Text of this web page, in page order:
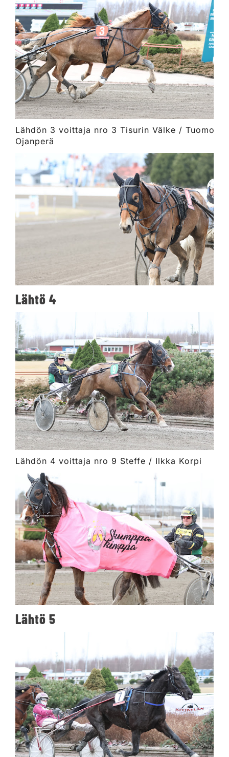
Lähdön 3 voittaja nro 3 Tisurin Välke / Tuomo
Ojanperä
Lähtö 4
Lähdön 4 voittaja nro 9 Steffe / Ilkka Korpi
Lähtö 5